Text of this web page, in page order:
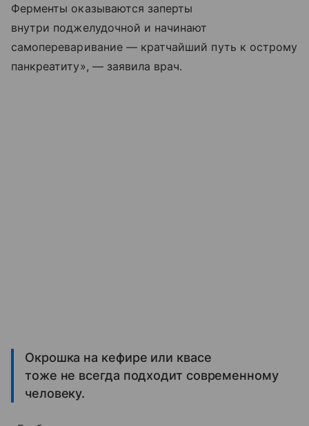
Ферменты оказываются заперты
внутри поджелудочной и начинают
самопереваривание — кратчайший путь к острому
панкреатиту», — заявила врач.
Окрошка на кефире или квасе
тоже не всегда подходит современному
человеку.